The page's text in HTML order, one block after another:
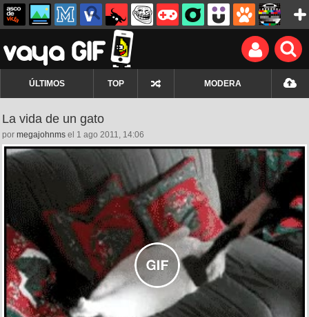
ÚLTIMOS TOP MODERA
La vida de un gato
por megajohnms el 1 ago 2011, 14:06